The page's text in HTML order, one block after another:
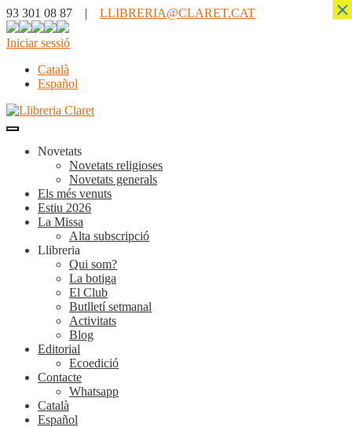
93 301 08 87 | LLIBRERIA@CLARET.CAT
Iniciar sessió
Català
Español
Novetats
Novetats religioses
Novetats generals
Els més venuts
Estiu 2026
La Missa
Alta subscripció
Llibreria
Qui som?
La botiga
El Club
Butlletí setmanal
Activitats
Blog
Editorial
Ecoedició
Contacte
Whatsapp
Català
Español
×